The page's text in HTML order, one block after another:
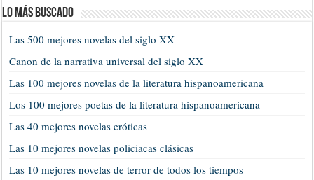
Lo más buscado
Las 500 mejores novelas del siglo XX
Canon de la narrativa universal del siglo XX
Las 100 mejores novelas de la literatura hispanoamericana
Los 100 mejores poetas de la literatura hispanoamericana
Las 40 mejores novelas eróticas
Las 10 mejores novelas policiacas clásicas
Las 10 mejores novelas de terror de todos los tiempos